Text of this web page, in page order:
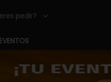
pedir?
EVENTOS